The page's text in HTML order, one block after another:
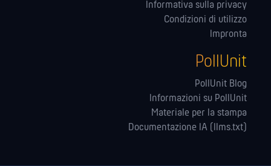
Informativa sulla privacy
Condizioni di utilizzo
Impronta
PollUnit
PollUnit Blog
Informazioni su PollUnit
Materiale per la stampa
Documentazione IA (llms.txt)